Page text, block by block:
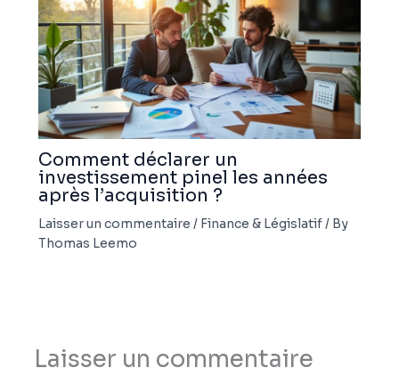
Comment déclarer un
investissement pinel les années
après l’acquisition ?
Laisser un commentaire / Finance & Législatif/ By
Thomas Leemo
Laisser un commentaire